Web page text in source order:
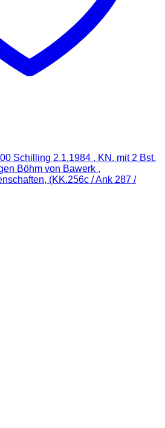
Schilling 2.1.1984 , KN. mit 2 Bst.
Böhm von Bawerk ,
(KK.256c / Ank 287 /